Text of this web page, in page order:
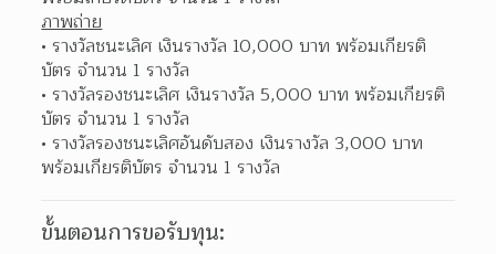
ภาพถ่าย
รางวัลชนะเลิศ เงินรางวัล 10,000 บาท พร้อมเกียรติ
บัตร จำนวน 1 รางวัล
รางวัลรองชนะเลิศ เงินรางวัล 5,000 บาท พร้อมเกียรติ
บัตร จำนวน 1 รางวัล
รางวัลรองชนะเลิศอันดับสอง เงินรางวัล 3,000 บาท
พร้อมเกียรติบัตร จำนวน 1 รางวัล
ขั้นตอนการขอรับทุน: